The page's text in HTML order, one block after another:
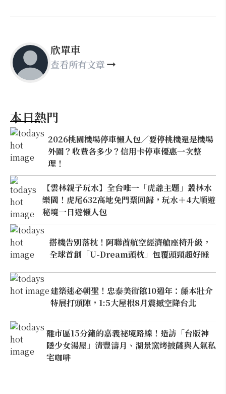
欣單車
查看所有文章
本日熱門
2026桃園機場停車懶人包／要停桃機還是機場
外圍？收費各多少？信用卡停車優惠一次整
理！
【雲林親子玩水】全台唯一「虎爺主題」叢林水
樂園！虎尾632高地免門票回歸，玩水＋4大順遊
秘境一日遊懶人包
搭機告別落枕！阿聯酋航空經濟艙座椅升級，
全球首創「U-Dream頭枕」包覆頭頸超好睡
建築迷必朝聖！忠泰美術館10週年：藤本壯介
特展打頭陣，1:5大屋根8月震撼空降台北
離市區15分鐘的嘉義祕境路線！造訪「台版神
隱少女湯屋」清豐濤月、湖景窯烤披薩與人氣私
宅咖啡